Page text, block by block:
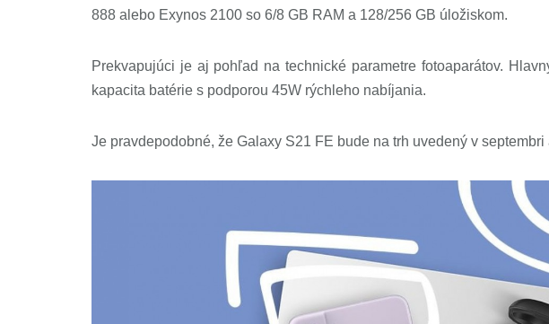
888 alebo Exynos 2100 so 6/8 GB RAM a 128/256 GB úložiskom.
Prekvapujúci je aj pohľad na technické parametre fotoaparátov.
kapacita batérie s podporou 45W rýchleho nabíjania.
Je pravdepodobné, že Galaxy S21 FE bude na trh uvedený v septembri